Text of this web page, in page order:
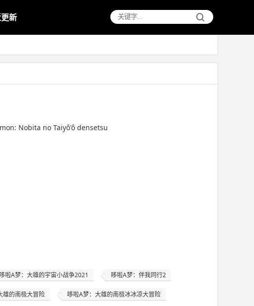
新
Nobita no Taiyô'ô densetsu
哆啦A梦：大雄的宇宙小战争2021 哆啦A梦：伴我同行2
雄的南极大冒险 哆啦A梦：大雄的南极冰冰凉大冒险